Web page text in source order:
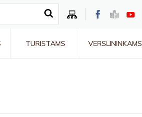
TURISTAMS VERSLININKAMS